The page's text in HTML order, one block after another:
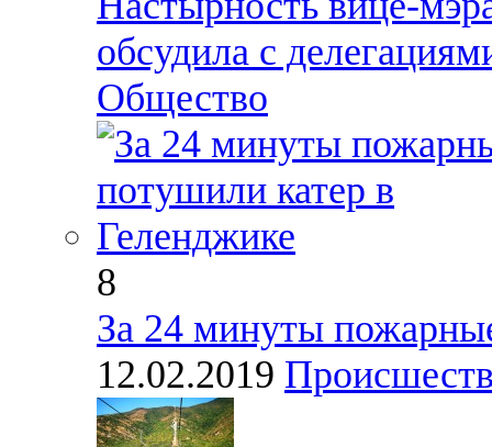
обсудила с
Общество
8
За 24 минуты
12.02.2019